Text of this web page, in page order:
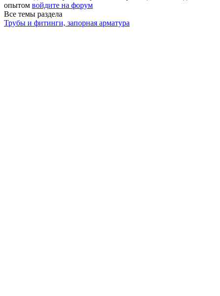
опытом войдите на форум
Все темы раздела
Трубы и фитинги, запорная арматура